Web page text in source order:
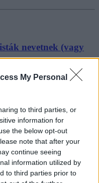
My Personal
to third parties, or
information for
the below opt-out
note that after your
continue seeing
information utilized by
to third parties prior to
nevetnek (vagy
rákészülni az egyetemre,
félév. Ennek okán